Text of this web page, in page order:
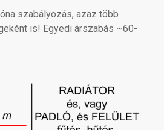
szabályozás, azaz több
is! Egyedi árszabás ~60-